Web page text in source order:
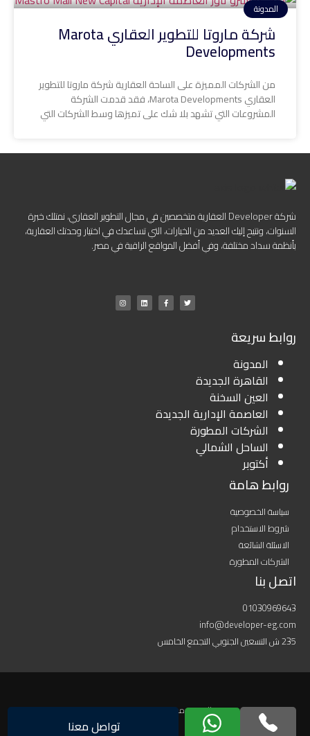
تواصل معنا
المدونة
شركة ماروتا للتطوير العقاري Marota
Developments
من الشركات المميزة على الساحة العقارية شركة ماروتا للتطوير
العقاري Marota Developments، فقد قدمت الشركة
المشروعات التي تشهد بلا شك على تميزها وسط الشركات التي
شركة Developer العقارية متخصصين في مجال التطوير العقاري، نمتلك خبرة
السنوات، ونتيح إليك العديد من الخيارات، التي تساعدك في اختيار وحدتك العقارية،
بأنظمة سداد مختلفة، وفي أفضل المواقع الراقية في مصر.
روابط سريعة
المدونة
القاهرة الجديدة
العين السخنة
العاصمة الإدارية الجديدة
الشركات المطورة
الساحل الشمالي
أكتوبر
روابط هامة
سياسة الخصوصية
شروط الاستخدام
الاسئلة الشائعة
الشركات المطورة
اتصل بنا
01030969643
info@developer-eg.com
235 ش التسعين الجنوبي التجمع الخامس
جميع الحقوق محفوظة 2022 © Developer EG